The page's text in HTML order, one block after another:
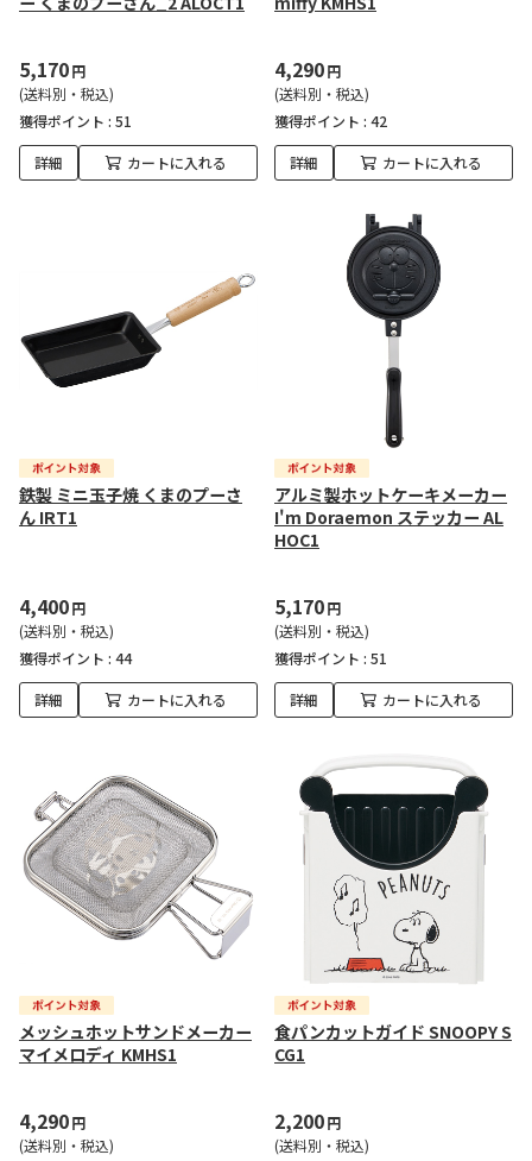
5,170円
(送料別・税込)
獲得ポイント : 51
詳細 カートに入れる
4,290円
(送料別・税込)
獲得ポイント : 42
詳細 カートに入れる
鉄製 ミニ玉子焼 くまのプーさ
ん IRT1
4,400円
(送料別・税込)
獲得ポイント : 44
詳細 カートに入れる
アルミ製ホットケーキメーカー
I'm Doraemon ステッカー AL
HOC1
5,170円
(送料別・税込)
獲得ポイント : 51
詳細 カートに入れる
メッシュホットサンドメーカー
マイメロディ KMHS1
4,290円
(送料別・税込)
食パンカットガイド SNOOPY S
CG1
2,200円
(送料別・税込)